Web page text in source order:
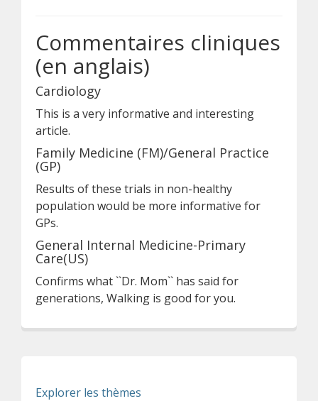
Commentaires cliniques
(en anglais)
Cardiology
This is a very informative and interesting
article.
Family Medicine (FM)/General Practice
(GP)
Results of these trials in non-healthy
population would be more informative for
GPs.
General Internal Medicine-Primary
Care(US)
Confirms what ``Dr. Mom`` has said for
generations, Walking is good for you.
Explorer les thèmes